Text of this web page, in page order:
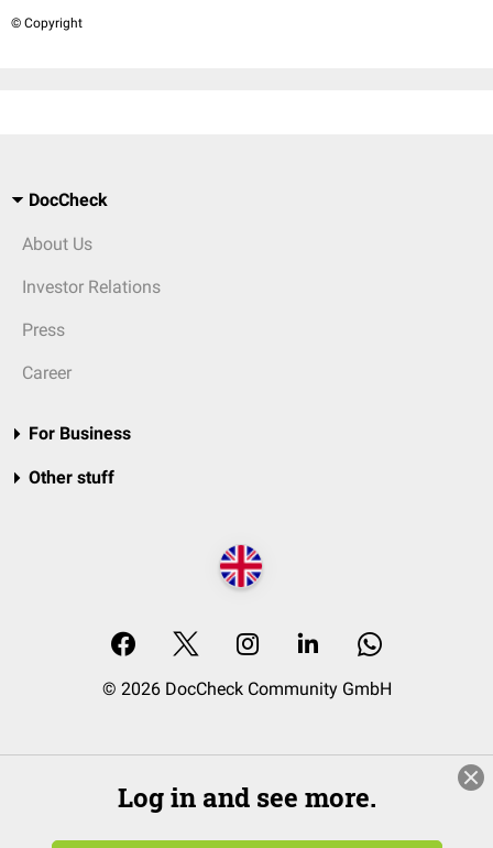
© Copyright
DocCheck
About Us
Investor Relations
Press
Career
For Business
Other stuff
© 2026 DocCheck Community GmbH
Log in and see more.